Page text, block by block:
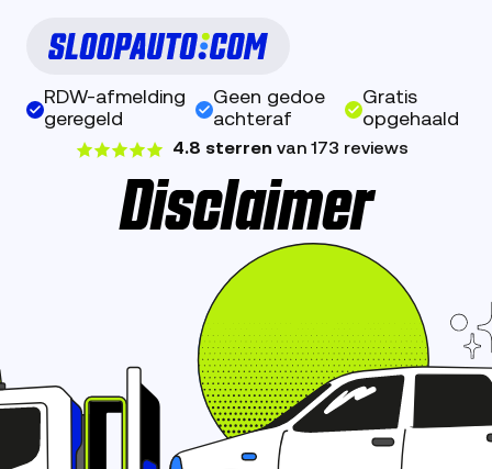
RDW-afmelding
geregeld
Geen gedoe
achteraf
Gratis
opgehaald
4.8 sterren van 173 reviews
Disclaimer